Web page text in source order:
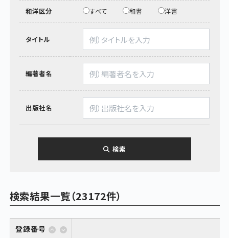
和洋区分 すべて 和書 洋書
タイトル
編著者名
出版社名
検索
検索結果一覧（23172件）
登録番号